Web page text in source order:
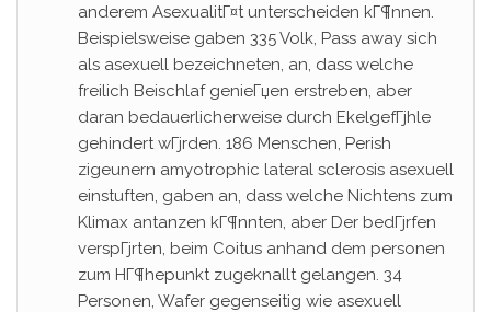
anderem AsexualitГ¤t unterscheiden kГ¶nnen.
Beispielsweise gaben 335 Volk, Pass away sich
als asexuell bezeichneten, an, dass welche
freilich Beischlaf genieГџen erstreben, aber
daran bedauerlicherweise durch EkelgefГјhle
gehindert wГјrden. 186 Menschen, Perish
zigeunern amyotrophic lateral sclerosis asexuell
einstuften, gaben an, dass welche Nichtens zum
Klimax antanzen kГ¶nnten, aber Der bedГјrfen
verspГјrten, beim Coitus anhand dem personen
zum HГ¶hepunkt zugeknallt gelangen. 34
Personen, Wafer gegenseitig wie asexuell